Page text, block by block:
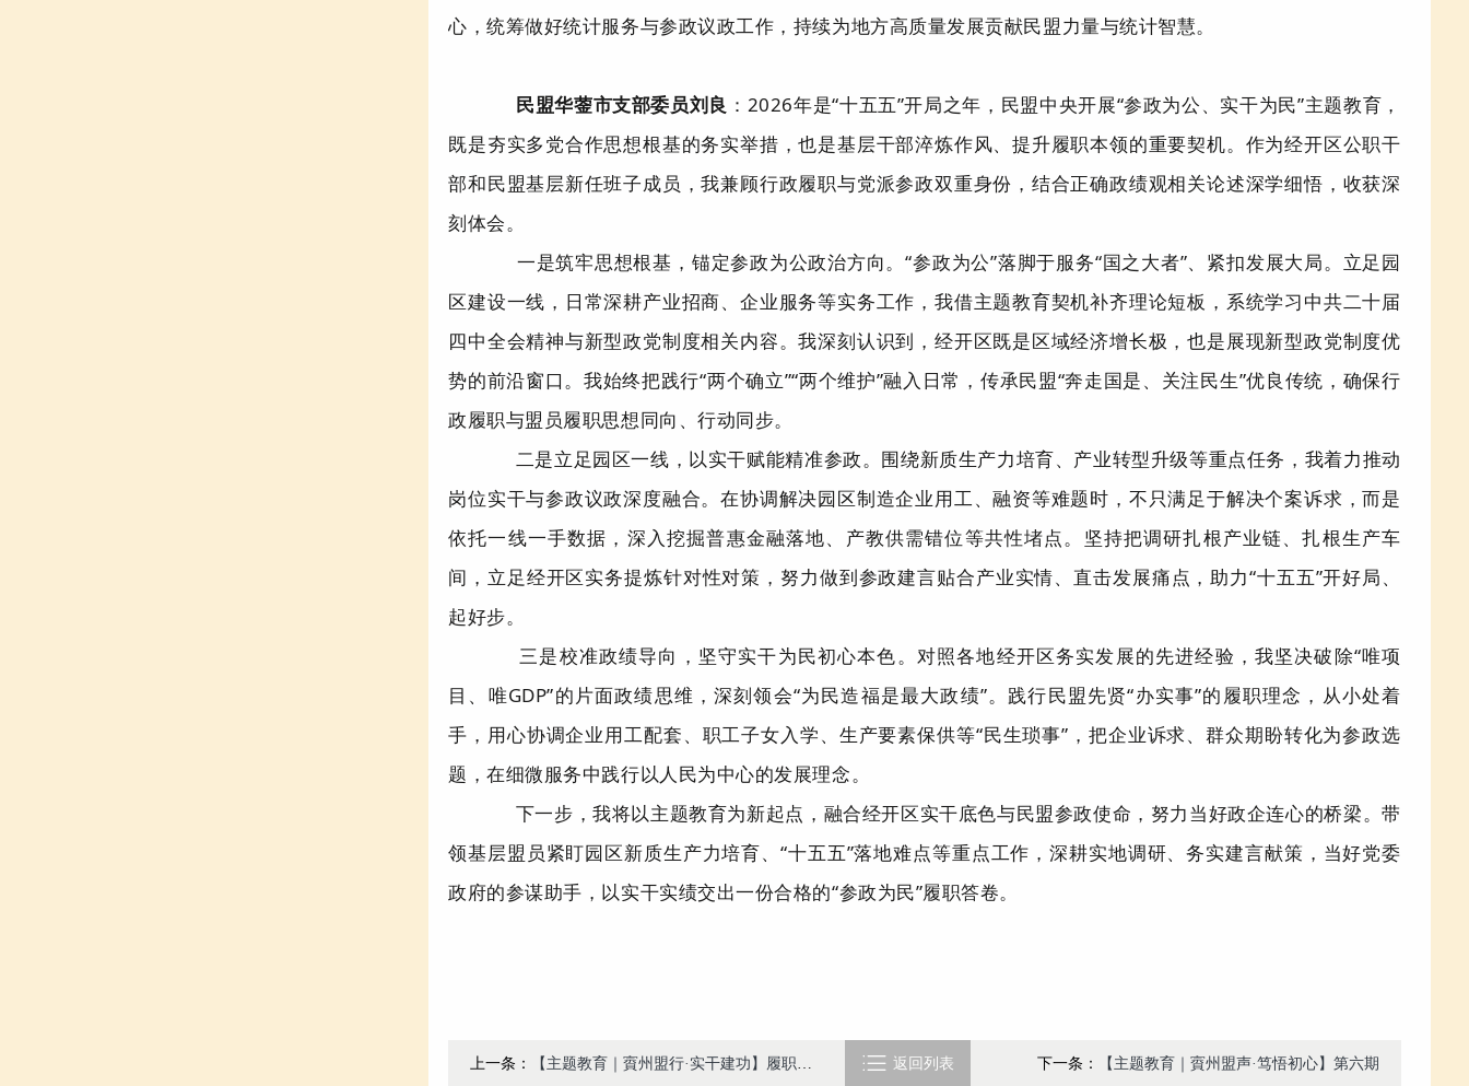
心，统筹做好统计服务与参政议政工作，持续为地方高质量发展贡献民盟力量与统计智慧。
民盟华蓥市支部委员刘良 ： 2026年是“十五五”开局之年，民盟中央开展“参政为公、实干为民”主题教育，
既是夯实多党合作思想根基的务实举措，也是基层干部淬炼作风、提升履职本领的重要契机。作为经开区公职干
部和民盟基层新任班子成员，我兼顾行政履职与党派参政双重身份，结合正确政绩观相关论述深学细悟，收获深
刻体会。
一是筑牢思想根基，锚定参政为公政治方向。“参政为公”落脚于服务“国之大者”、紧扣发展大局。立足园
区建设一线，日常深耕产业招商、企业服务等实务工作，我借主题教育契机补齐理论短板，系统学习中共二十届
四中全会精神与新型政党制度相关内容。我深刻认识到，经开区既是区域经济增长极，也是展现新型政党制度优
势的前沿窗口。我始终把践行“两个确立”“两个维护”融入日常，传承民盟“奔走国是、关注民生”优良传统，确保行
政履职与盟员履职思想同向、行动同步。
二是立足园区一线，以实干赋能精准参政。 围绕新质生产力培育、产业转型升级等重点任务，我着力推动
岗位实干与参政议政深度融合。在协调解决园区制造企业用工、融资等难题时，不只满足于解决个案诉求，而是
依托一线一手数据，深入挖掘普惠金融落地、产教供需错位等共性堵点。坚持把调研扎根产业链、扎根生产车
间，立足经开区实务提炼针对性对策，努力做到参政建言贴合产业实情、直击发展痛点，助力“十五五”开好局、
起好步。
三是校准政绩导向，坚守实干为民初心本色。 对照各地经开区务实发展的先进经验，我坚决破除“唯项
目、唯GDP”的片面政绩思维，深刻领会“为民造福是最大政绩”。践行民盟先贤“办实事”的履职理念，从小处着
手，用心协调企业用工配套、职工子女入学、生产要素保供等“民生琐事” ，把企业诉求、群众期盼转化为参政选
题，在细微服务中践行以人民为中心的发展理念。
下一步，我将以主题教育为新起点，融合经开区实干底色与民盟参政使命，努力当好政企连心的桥梁。带
领基层盟员紧盯园区新质生产力培育、“十五五”落地难点等重点工作，深耕实地调研、务实建言献策，当好党委
政府的参谋助手，以实干实绩交出一份合格的“参政为民”履职答卷。
上一条： 【主题教育｜賨州盟行·实干建功】履职为民显担当 白发丹心写春秋——记民盟盟员、岳池县人大常委会原副主任、民盟岳池县委会原主委范家立  返回列表 下一条： 【主题教育｜賨州盟声·笃悟初心】第六期